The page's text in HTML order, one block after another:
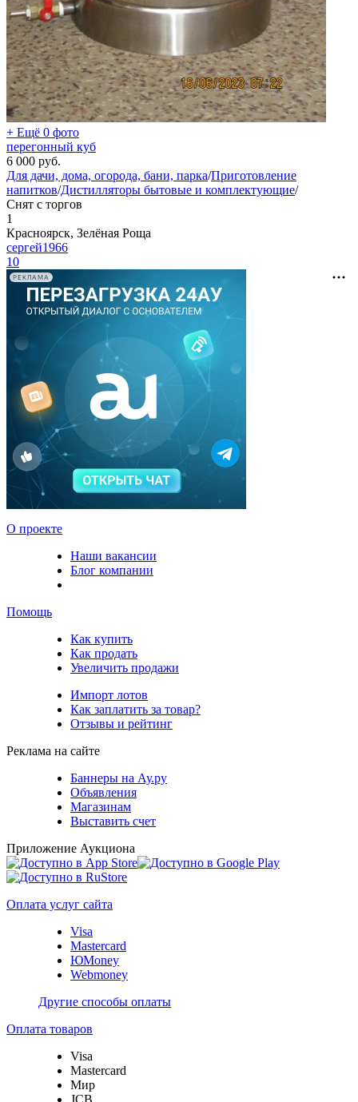
+ Ещё 0 фото
перегонный куб
6 000 руб.
Для дачи, дома, огорода, бани, парка/Приготовление
напитков/Дистилляторы бытовые и комплектующие/
Снят с торгов
1
Красноярск, Зелёная Роща
сергей1966
10
РЕКЛАМА
О проекте
Наши вакансии
Блог компании
Помощь
Как купить
Как продать
Увеличить продажи
Импорт лотов
Как заплатить за товар?
Отзывы и рейтинг
Реклама на сайте
Баннеры на Ау.ру
Объявления
Магазинам
Выставить счет
Приложение Аукциона
Оплата услуг сайта
Visa
Mastercard
ЮMoney
Webmoney
Другие способы оплаты
Оплата товаров
Visa
Mastercard
Мир
JCB